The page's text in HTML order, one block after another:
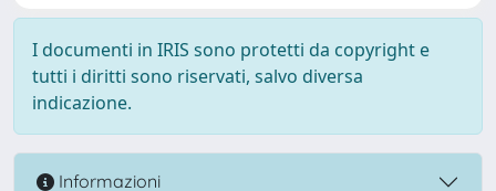
I documenti in IRIS sono protetti da copyright e
tutti i diritti sono riservati, salvo diversa
indicazione.
Informazioni